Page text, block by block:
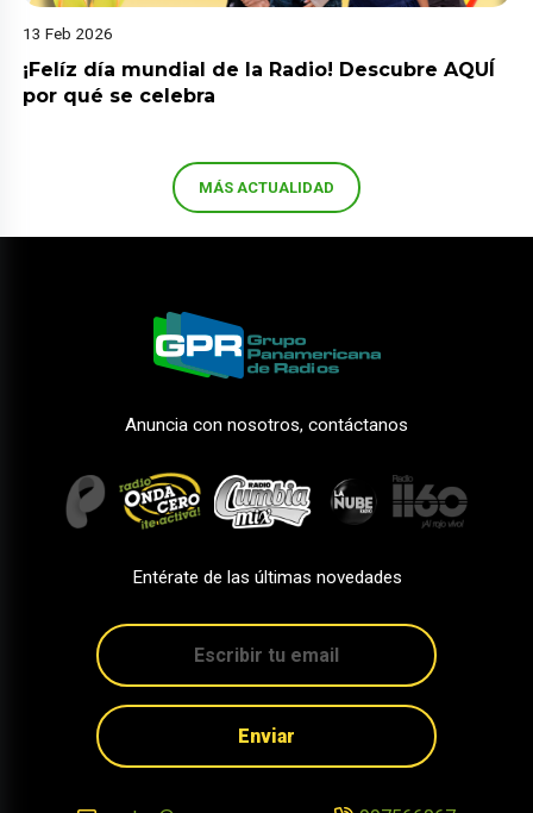
13 Feb 2026
¡Felíz día mundial de la Radio! Descubre AQUÍ
por qué se celebra
MÁS ACTUALIDAD
Anuncia con nosotros, contáctanos
Entérate de las últimas novedades
Enviar